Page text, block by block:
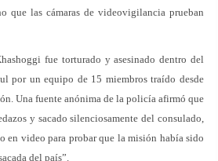
que las cámaras de videovigilancia prueban
fue torturado y asesinado dentro del
por un equipo de 15 miembros traído desde
Una fuente anónima de la policía afirmó que
y sacado silenciosamente del consulado,
en video para probar que la misión había sido
del país”.